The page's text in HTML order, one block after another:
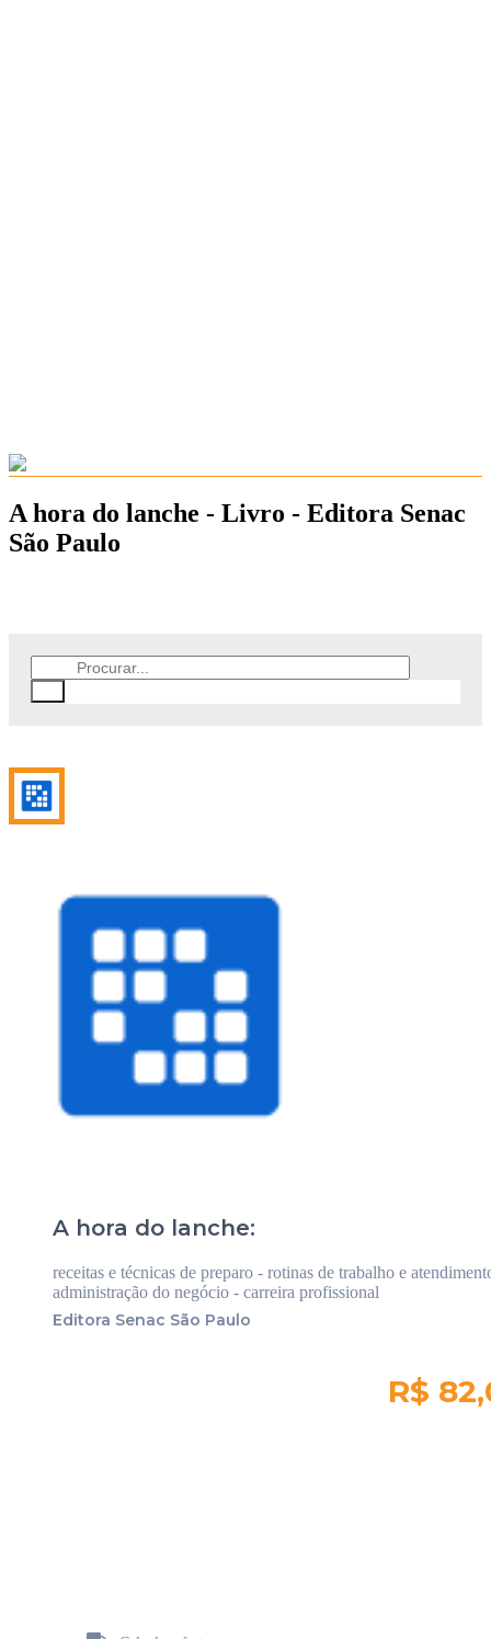
A hora do lanche - Livro - Editora Senac
São Paulo
A hora do lanche:
receitas e técnicas de preparo - rotinas de trabalho e
administração do negócio - carreira profissional
Editora Senac São Paulo
R$